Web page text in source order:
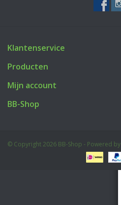
Klantenservice
Producten
Mijn account
BB-Shop
© Copyright 2026 BB-Shop - Powered by